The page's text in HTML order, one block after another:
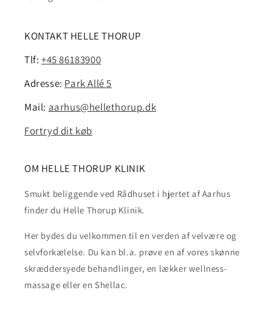
KONTAKT HELLE THORUP
Tlf:+45 86183900
Adresse: Park Allé 5
Mail: aarhus@hellethorup.dk
Fortryd dit køb
OM HELLE THORUP KLINIK
Smukt beliggende ved Rådhuset i hjertet af Aarhus
finder du Helle Thorup Klinik.
Her bydes du velkommen til en verden af velvære og
selvforkælelse. Du kan bl.a. prøve en af vores skønne
skræddersyede behandlinger, en lækker wellness-
massage eller en Shellac.